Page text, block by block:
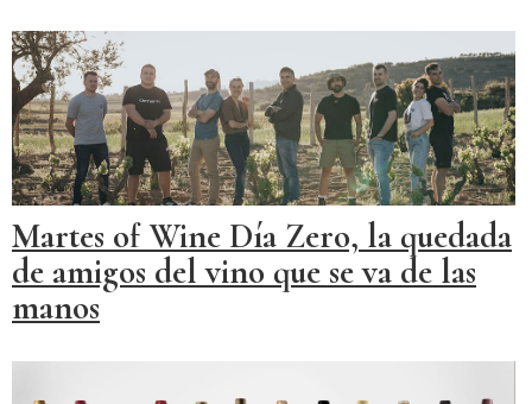
Martes of Wine Día Zero, la quedada
de amigos del vino que se va de las
manos